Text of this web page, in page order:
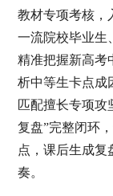
教材专项考核，
一流院校毕业生
精准把握新高考
析中等生卡点成
匹配擅长专项攻
复盘”完整闭环
点，课后生成复
奏。